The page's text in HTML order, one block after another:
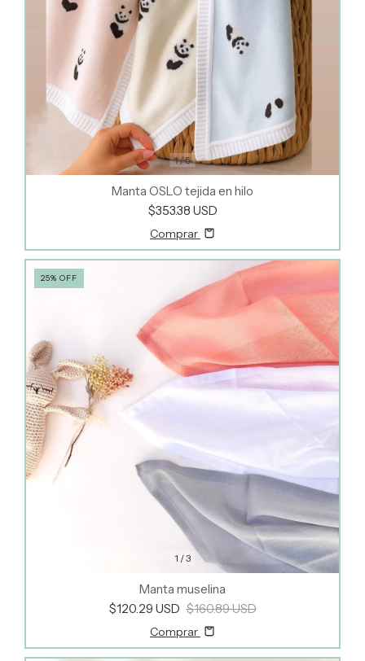
1/5
Manta OSLO tejida en hilo
$353.38 USD
Comprar
1 /3
25% OFF
Manta muselina
$120.29 USD $160.89 USD
Comprar